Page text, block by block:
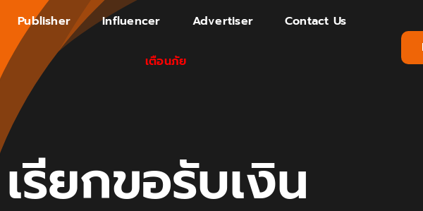
Publisher Influencer Advertiser Contact Us
เตือนภัย
เรียกขอรับเงิน